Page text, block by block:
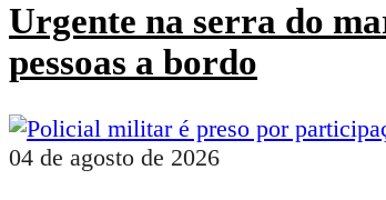
Urgente na serra do
pessoas a bordo
04 de agosto de 2026